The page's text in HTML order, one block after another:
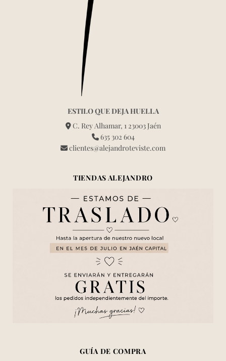
ESTILO QUE DEJA HUELLA
C. Rey Alhamar, 1 23003 Jaén
635 302 604
clientes@alejandroteviste.com
TIENDAS ALEJANDRO
GUÍA DE COMPRA